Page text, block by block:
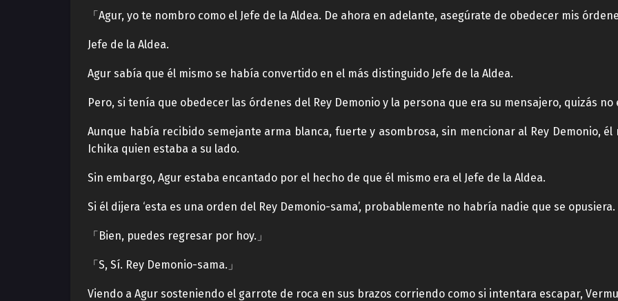
「Agur, yo te nombro como el Jefe de la Aldea. De ahora en adelante, asegúrate de obedecer mis
Jefe de la Aldea.
Agur sabía que él mismo se había convertido en el más distinguido Jefe de la Aldea.
Pero, si tenía que obedecer las órdenes del Rey Demonio y la persona que era su mensajero, quizás
Aunque había recibido semejante arma blanca, fuerte y asombrosa, sin mencionar al Rey Demonio,
Ichika quien estaba a su lado.
Sin embargo, Agur estaba encantado por el hecho de que él mismo era el Jefe de la Aldea.
Si él dijera ‘esta es una orden del Rey Demonio-sama’, probablemente no habría nadie que se opusiera.
「Bien, puedes regresar por hoy.」
「S, Sí. Rey Demonio-sama.」
Viendo a Agur sosteniendo el garrote de roca en sus brazos corriendo como si intentara escapar,